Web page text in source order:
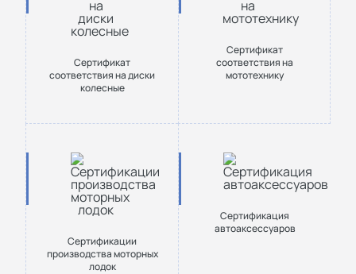
Сертификат
соответствия на диски
колесные
Сертификат
соответствия на
мототехнику
Сертификации
производства моторных
лодок
Сертификация
автоаксессуаров